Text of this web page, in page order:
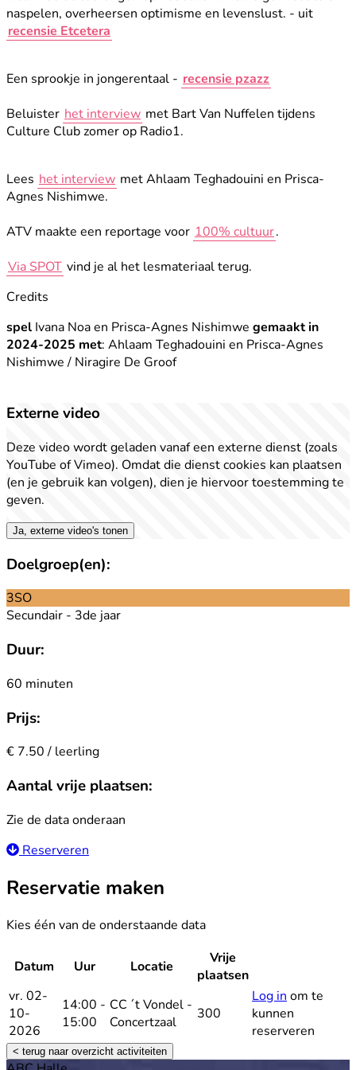
naspelen, overheersen optimisme en levenslust. - uit
recensie Etcetera
Een sprookje in jongerentaal - recensie pzazz
Beluister het interview met Bart Van Nuffelen tijdens
Culture Club zomer op Radio1.
Lees het interview met Ahlaam Teghadouini en Prisca-
Agnes Nishimwe.
ATV maakte een reportage voor 100% cultuur.
Via SPOT vind je al het lesmateriaal terug.
Credits
spel Ivana Noa en Prisca-Agnes Nishimwe gemaakt in
2024-2025 met: Ahlaam Teghadouini en Prisca-Agnes
Nishimwe / Niragire De Groof
Externe video
Deze video wordt geladen vanaf een externe dienst (zoals
YouTube of Vimeo). Omdat die dienst cookies kan plaatsen
(en je gebruik kan volgen), dien je hiervoor toestemming te
geven.
Ja, externe video's tonen
Doelgroep(en):
3SO
Secundair - 3de jaar
Duur:
60 minuten
Prijs:
€ 7.50 / leerling
Aantal vrije plaatsen:
Zie de data onderaan
Reserveren
Reservatie maken
Kies één van de onderstaande data
Datum Uur Locatie
Vrije
plaatsen
vr. 02-
10-
2026
14:00 -
15:00
CC ´t Vondel -
Concertzaal
300
Log in om te
kunnen
reserveren
< terug naar overzicht activiteiten